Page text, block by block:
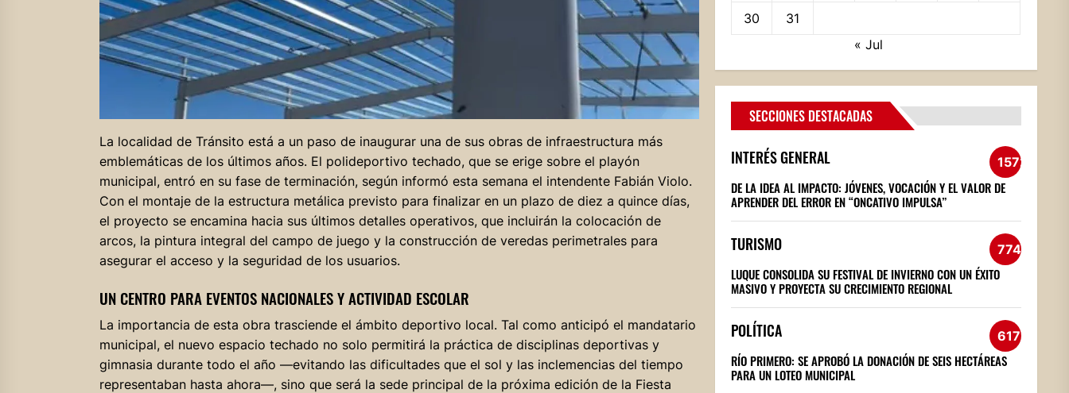
La localidad de Tránsito está a un paso de inaugurar una de sus obras de infraestructura más
emblemáticas de los últimos años. El polideportivo techado, que se erige sobre el playón
municipal, entró en su fase de terminación, según informó esta semana el intendente Fabián Violo.
Con el montaje de la estructura metálica previsto para finalizar en un plazo de diez a quince días,
el proyecto se encamina hacia sus últimos detalles operativos, que incluirán la colocación de
arcos, la pintura integral del campo de juego y la construcción de veredas perimetrales para
asegurar el acceso y la seguridad de los usuarios.
UN CENTRO PARA EVENTOS NACIONALES Y ACTIVIDAD ESCOLAR
La importancia de esta obra trasciende el ámbito deportivo local. Tal como anticipó el mandatario
municipal, el nuevo espacio techado no solo permitirá la práctica de disciplinas deportivas y
gimnasia durante todo el año —evitando las dificultades que el sol y las inclemencias del tiempo
representaban hasta ahora—, sino que será la sede principal de la próxima edición de la Fiesta
30
31
« Jul
SECCIONES DESTACADAS
INTERÉS GENERAL 1572
DE LA IDEA AL IMPACTO: JÓVENES, VOCACIÓN Y EL VALOR DE
APRENDER DEL ERROR EN “ONCATIVO IMPULSA”
TURISMO 774
LUQUE CONSOLIDA SU FESTIVAL DE INVIERNO CON UN ÉXITO
MASIVO Y PROYECTA SU CRECIMIENTO REGIONAL
POLÍTICA 617
RÍO PRIMERO: SE APROBÓ LA DONACIÓN DE SEIS HECTÁREAS
PARA UN LOTEO MUNICIPAL